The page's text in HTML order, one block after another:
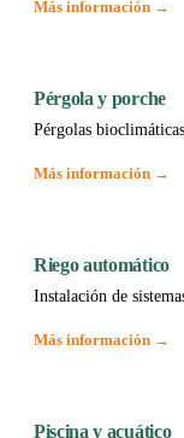
Más información →
Pérgola y porche
Pérgolas
Más información →
Riego automático
Instalación de
Más información →
Piscina y acuático